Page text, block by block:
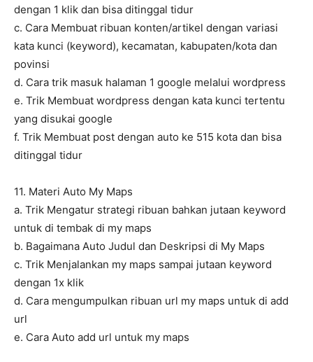
dengan 1 klik dan bisa ditinggal tidur
c. Cara Membuat ribuan konten/artikel dengan variasi
kata kunci (keyword), kecamatan, kabupaten/kota dan
povinsi
d. Cara trik masuk halaman 1 google melalui wordpress
e. Trik Membuat wordpress dengan kata kunci tertentu
yang disukai google
f. Trik Membuat post dengan auto ke 515 kota dan bisa
ditinggal tidur
11. Materi Auto My Maps
a. Trik Mengatur strategi ribuan bahkan jutaan keyword
untuk di tembak di my maps
b. Bagaimana Auto Judul dan Deskripsi di My Maps
c. Trik Menjalankan my maps sampai jutaan keyword
dengan 1x klik
d. Cara mengumpulkan ribuan url my maps untuk di add
url
e. Cara Auto add url untuk my maps